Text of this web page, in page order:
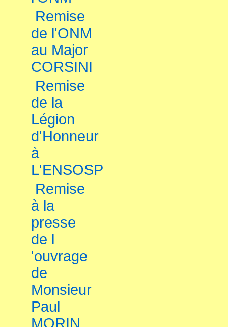
Remise
de l'ONM
au Major
CORSINI
Remise
de la
Légion
d'Honneur
à
L'ENSOSP
Remise
à la
presse
de l
'ouvrage
de
Monsieur
Paul
MORIN